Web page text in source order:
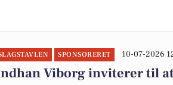
SPONSORERET 10-07-2026
Viborg inviterer til